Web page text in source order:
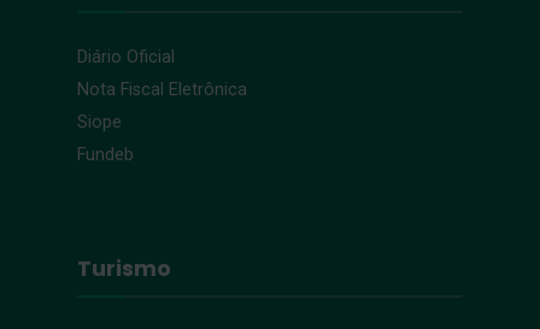
Diário Oficial
Nota Fiscal Eletrônica
Siope
Fundeb
Turismo